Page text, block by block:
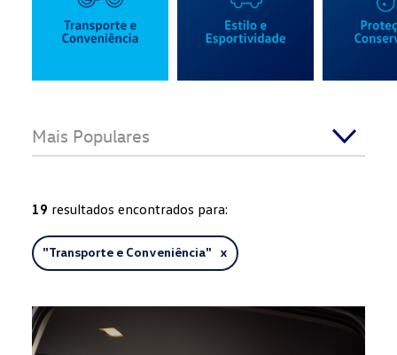
Mais Populares
19 resultados encontrados para:
"Transporte e Conveniência" x